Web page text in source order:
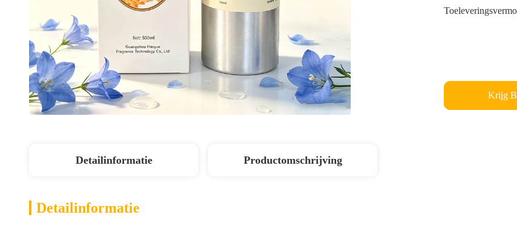
Krijg
Detailinformatie Productomschrijving
Detailinformatie